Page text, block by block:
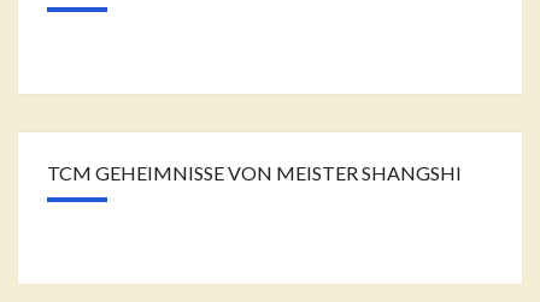
TCM GEHEIMNISSE VON MEISTER SHANGSHI